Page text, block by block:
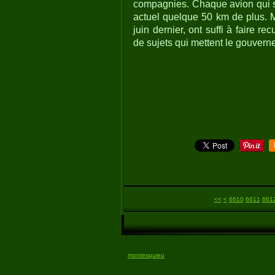
compagnies. Chaque avion qui
actuel quelque 50 km de plus.
juin dernier, ont suffi à faire
de sujets qui mettent le
<< < 6600
6610 6611
montesquieu